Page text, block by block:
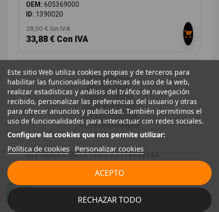
OEM: 605369000
ID: 1390020
28,00 € Sin IVA
33,88 € Con IVA
ALFOMBRA MALETERO A2116802242
Este sitio Web utiliza cookies propias y de terceros para
habilitar las funcionalidades técnicas de uso de la web,
realizar estadísticas y análisis del tráfico de navegación
recibido, personalizar las preferencias del usuario y otras
para ofrecer anuncios y publicidad. También permitimos el
uso de funcionalidades para interactuar con redes sociales.
Configure las cookies que nos permite utilizar:
Política de cookies Personalizar cookies
RECHAZAR TODO
ACEPTO